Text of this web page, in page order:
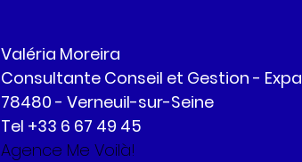
Valéria Moreira
Consultante Conseil et Gestion -
78480 - Verneuil-sur-Seine
Tel +33 6 67 49 45
Agence Me Voilà!